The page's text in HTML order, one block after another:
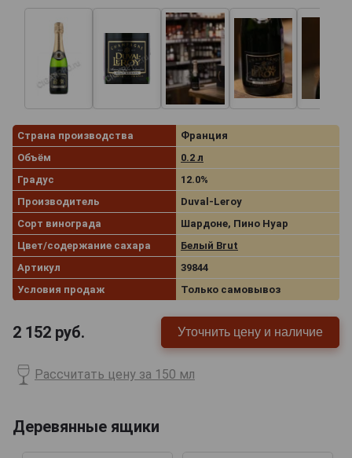
Страна производства
Франция
Объём
0.2 л
Градус
12.0%
Производитель
Duval-Leroy
Сорт винограда
Шардоне, Пино Нуар
Цвет/содержание сахара
Белый Brut
Артикул
39844
Условия продаж
Только самовывоз
2 152 руб. Уточнить цену и наличие
Рассчитать цену за 150 мл
Деревянные ящики